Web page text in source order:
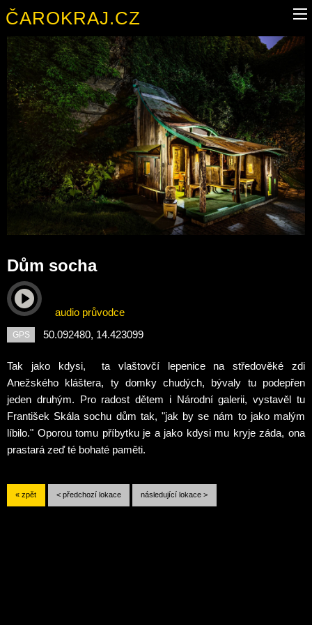
ČAROKRAJ.CZ
Dům socha
audio průvodce
GPS 50.092480, 14.423099
Tak jako kdysi, ta vlaštovčí lepenice na středověké zdi
Anežského kláštera, ty domky chudých, bývaly tu podepřen
jeden druhým. Pro radost dětem i Národní galerii, vystavěl tu
František Skála sochu dům tak, "jak by se nám to jako malým
líbilo." Oporou tomu příbytku je a jako kdysi mu kryje záda, ona
prastará zeď té bohaté paměti.
« zpět < předchozí lokace následující lokace >